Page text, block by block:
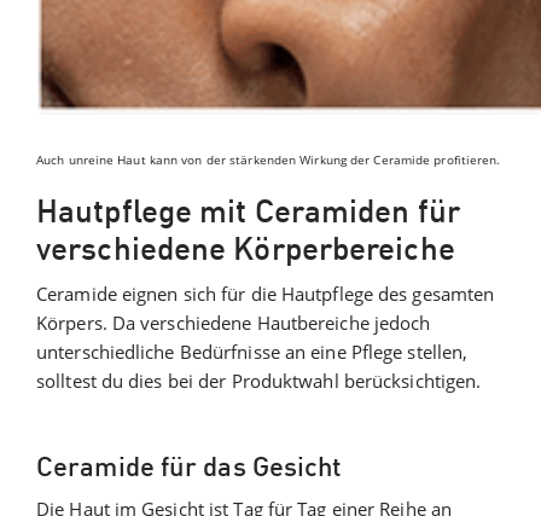
Auch unreine Haut kann von der stärkenden Wirkung der Ceramide profitieren.
Hautpflege mit Ceramiden für
verschiedene Körperbereiche
Ceramide eignen sich für die Hautpflege des gesamten
Körpers. Da verschiedene Hautbereiche jedoch
unterschiedliche Bedürfnisse an eine Pflege stellen,
solltest du dies bei der Produktwahl berücksichtigen.
Ceramide für das Gesicht
Die Haut im Gesicht ist Tag für Tag einer Reihe an